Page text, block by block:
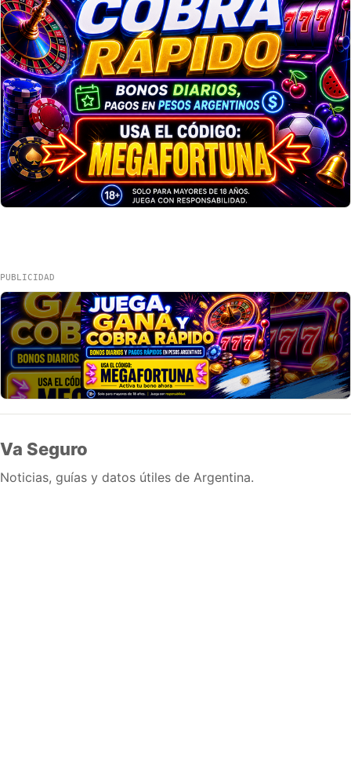
PUBLICIDAD
Va Seguro
Noticias, guías y datos útiles de Argentina.